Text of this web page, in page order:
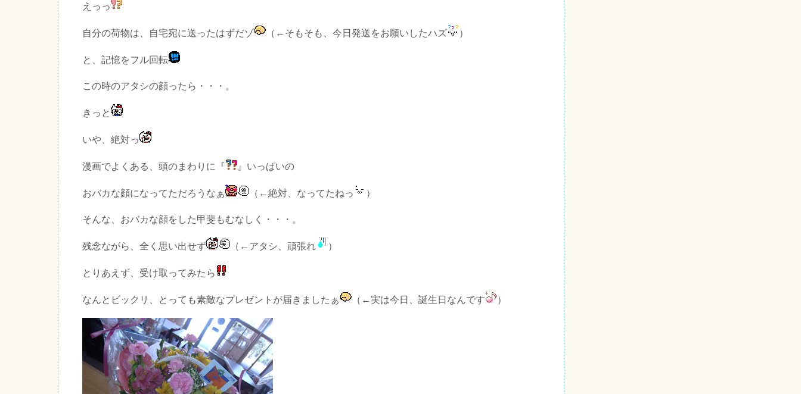
えっっ
自分の荷物は、自宅宛に送ったはずだゾ （←そもそも、今日発送をお願いしたハズ ）
と、記憶をフル回転
この時のアタシの顔ったら・・・。
きっと
いや、絶対っ
漫画でよくある、頭のまわりに『 』いっぱいの
おバカな顔になってただろうなぁ （←絶対、なってたねっ ）
そんな、おバカな顔をした甲斐もむなしく・・・。
残念ながら、全く思い出せず （←アタシ、頑張れ ）
とりあえず、受け取ってみたら
なんとビックリ、とっても素敵なプレゼントが届きましたぁ （←実は今日、誕生日なんです ）